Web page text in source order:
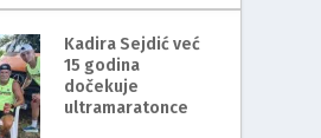
Kadira Sejdić već
15 godina
dočekuje
ultramaratonce